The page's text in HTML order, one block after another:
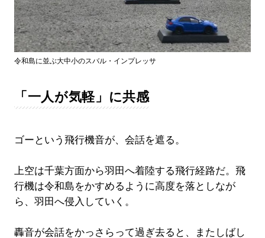
令和島に並ぶ大中小のスバル・インプレッサ
「一人が気軽」に共感
ゴーという飛行機音が、会話を遮る。
上空は千葉方面から羽田へ着陸する飛行経路だ。飛
行機は令和島をかすめるように高度を落としなが
ら、羽田へ侵入していく。
轟音が会話をかっさらって過ぎ去ると、またしばし